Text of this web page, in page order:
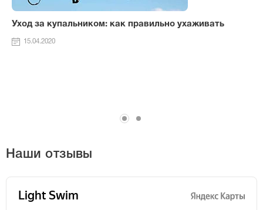
Уход за купальником: как правильно ухаживать
15.04.2020
Наши отзывы